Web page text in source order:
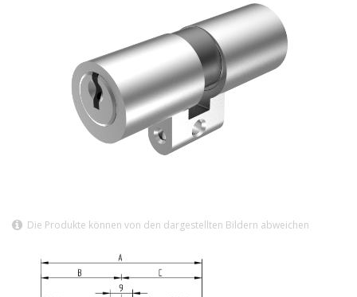
Die Produkte können von den dargestellten Bildern abweichen